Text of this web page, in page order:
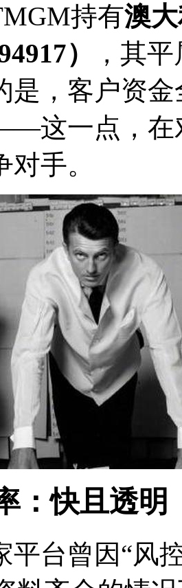
持有澳
）
，其
是，客户资
这一点，在
手。
：快且透明
平台曾因“风